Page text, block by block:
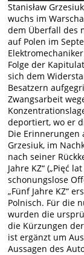
Stanisław
wuchs im
dem Überfall des
auf Polen im
Folge der
sich dem
Besatzern
Zwangsarbeit
deportiert, wo er
Die Erinnerungen
Grzesiuk, im
nach seiner
Jahre KZ“ („Pięć
schonungslose
„Fünf Jahre KZ“
Polnisch. Für die
wurden die
die Kürzungen
ist ergänzt um
Aussagen des